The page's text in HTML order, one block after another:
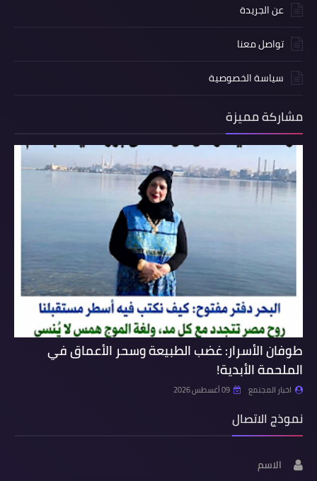
عن الجريدة
تواصل معنا
سياسة الخصوصية
مشاركة مميزة
طوفان الأسرار: غضب الطبيعة وسحر الأعماق في
الملحمة الأبدية!
اخبار المجتمع 09 أغسطس 2026
نموذج الاتصال
الاسم